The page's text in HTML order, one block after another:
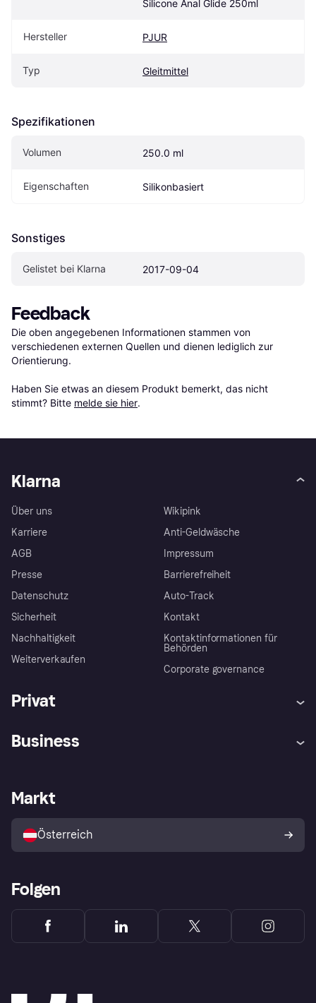
Silicone Anal Glide 250ml
Hersteller PJUR
Typ Gleitmittel
Spezifikationen
Volumen 250.0 ml
Eigen­schaften Silikonbasiert
Sonstiges
Gelistet bei Klarna 2017-09-04
Feedback
Die oben angegebenen Informationen stammen von
verschiedenen externen Quellen und dienen lediglich zur
Orientierung.
Haben Sie etwas an diesem Produkt bemerkt, das nicht
stimmt? Bitte melde sie hier.
Klarna
Über uns
Karriere
AGB
Presse
Datenschutz
Sicherheit
Nachhaltigkeit
Weiterverkaufen
Wikipink
Anti-Geldwäsche
Impressum
Barrierefreiheit
Auto-Track
Kontakt
Kontaktinformationen für
Behörden
Corporate governance
Privat
Shops entdecken
Business
Händlerportal
Markt
Österreich
Folgen